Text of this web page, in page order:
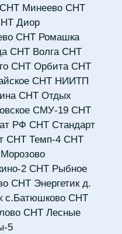
СНТ Минеево СНТ
Диор
СНТ Ромашка
СНТ Волга СНТ
СНТ Орбита СНТ
СНТ НИИТП
СНТ Отдых
СМУ-19 СНТ
РФ СНТ Стандарт
СНТ Темп-4 СНТ
2 СНТ Рыбное
СНТ Энергетик д.
с.Батюшково СНТ
СНТ Лесные
5